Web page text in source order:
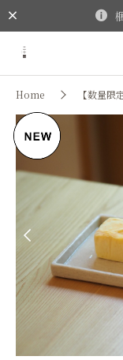
Home 【数量限
Previous